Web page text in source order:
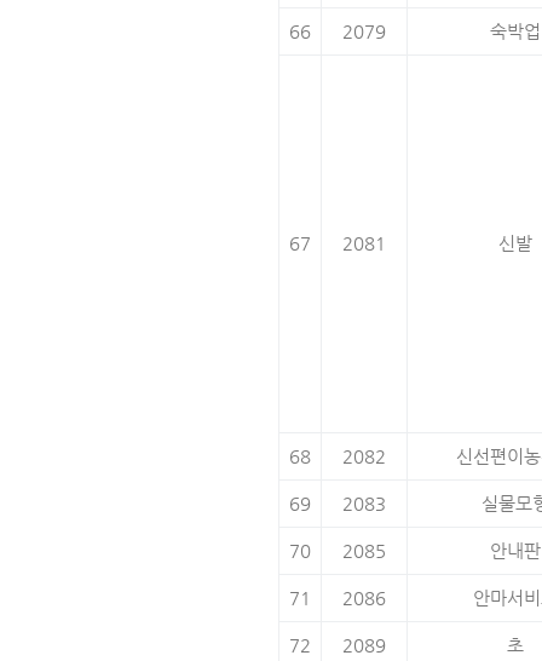
66 2079 숙박업
67 2081 신발
68 2082 신선편이
69 2083 실물모
70 2085 안내판
71 2086 안마서
72 2089 초